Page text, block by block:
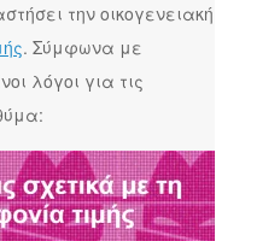
την οικογενειακή
. Σύμφωνα με
λόγοι για τις